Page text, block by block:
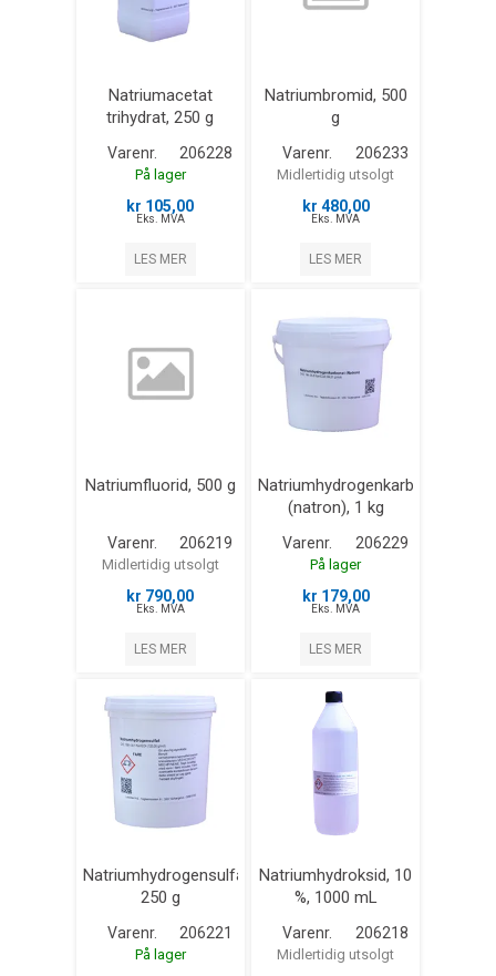
Natriumacetat
trihydrat, 250 g
Varenr. 206228
På lager
kr 105,00
Eks. MVA
LES MER
Natriumbromid, 500
g
Varenr. 206233
Midlertidig utsolgt
kr 480,00
Eks. MVA
LES MER
Natriumfluorid, 500 g
Varenr. 206219
Midlertidig utsolgt
kr 790,00
Eks. MVA
LES MER
Natriumhydrogenkarbonat
(natron), 1 kg
Varenr. 206229
På lager
kr 179,00
Eks. MVA
LES MER
Natriumhydrogensulfat,
250 g
Varenr. 206221
På lager
Natriumhydroksid, 10
%, 1000 mL
Varenr. 206218
Midlertidig utsolgt